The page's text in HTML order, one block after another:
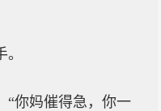
“你妈催得急，你一